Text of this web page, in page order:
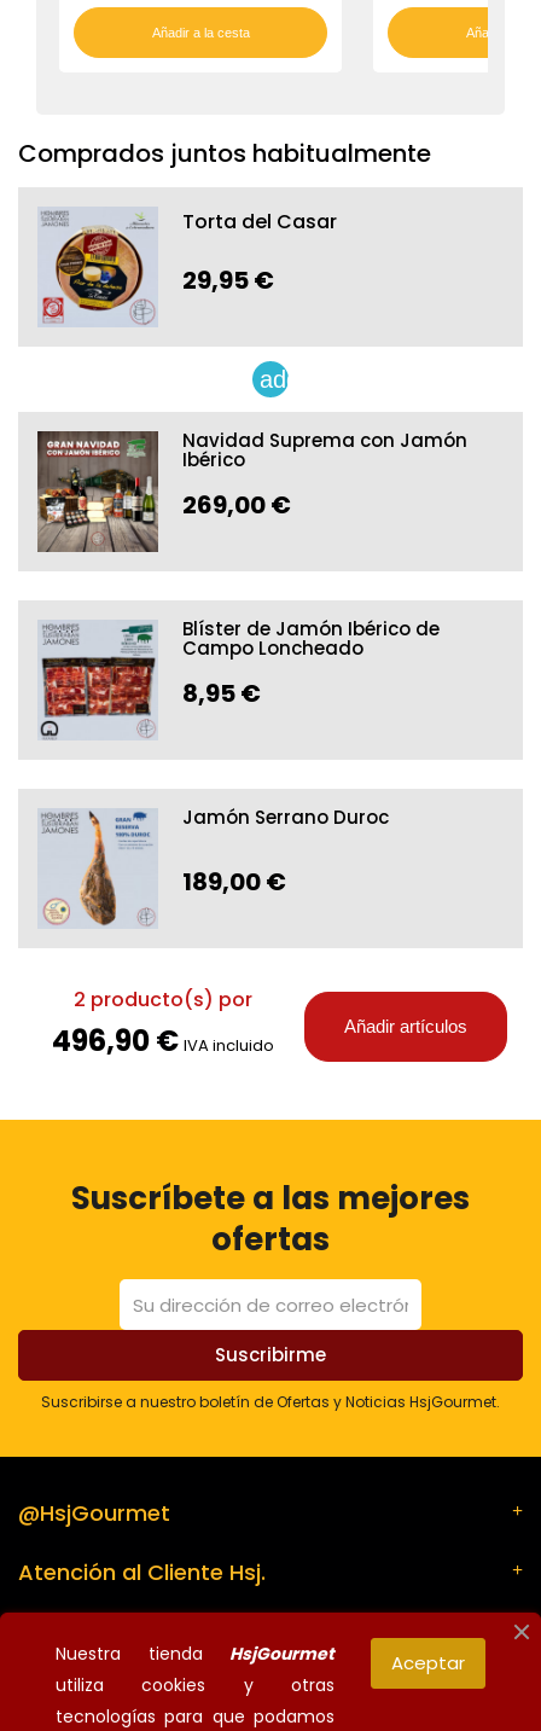
Añadir a la cesta Añadir a la
Comprados juntos habitualmente
Torta del Casar
29,95 €
add
Navidad Suprema con Jamón
Ibérico
269,00 €
Blíster de Jamón Ibérico de
Campo Loncheado
8,95 €
Jamón Serrano Duroc
189,00 €
2 producto(s) por
496,90 € IVA incluido
Añadir artículos
Suscríbete a las mejores
ofertas
Suscribirse a nuestro boletín de Ofertas y Noticias HsjGourmet.
@HsjGourmet
Atención al Cliente Hsj.
Información de la tienda
Nuestra tienda HsjGourmet
utiliza cookies y otras
tecnologías para que podamos
Aceptar